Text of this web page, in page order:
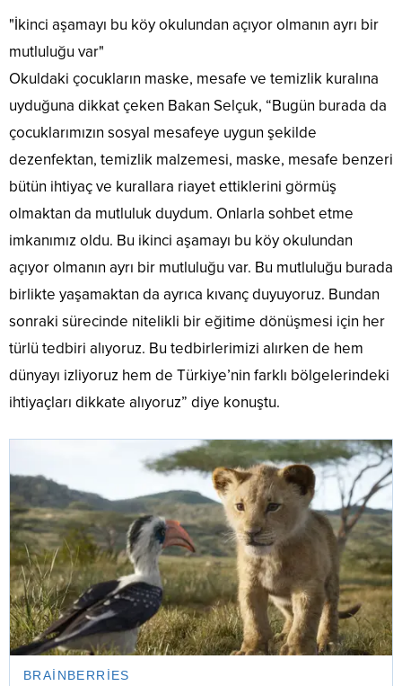
"İkinci aşamayı bu köy okulundan açıyor olmanın ayrı bir
mutluluğu var"
Okuldaki çocukların maske, mesafe ve temizlik kuralına
uyduğuna dikkat çeken Bakan Selçuk, “Bugün burada da
çocuklarımızın sosyal mesafeye uygun şekilde
dezenfektan, temizlik malzemesi, maske, mesafe benzeri
bütün ihtiyaç ve kurallara riayet ettiklerini görmüş
olmaktan da mutluluk duydum. Onlarla sohbet etme
imkanımız oldu. Bu ikinci aşamayı bu köy okulundan
açıyor olmanın ayrı bir mutluluğu var. Bu mutluluğu burada
birlikte yaşamaktan da ayrıca kıvanç duyuyoruz. Bundan
sonraki sürecinde nitelikli bir eğitime dönüşmesi için her
türlü tedbiri alıyoruz. Bu tedbirlerimizi alırken de hem
dünyayı izliyoruz hem de Türkiye’nin farklı bölgelerindeki
ihtiyaçları dikkate alıyoruz” diye konuştu.